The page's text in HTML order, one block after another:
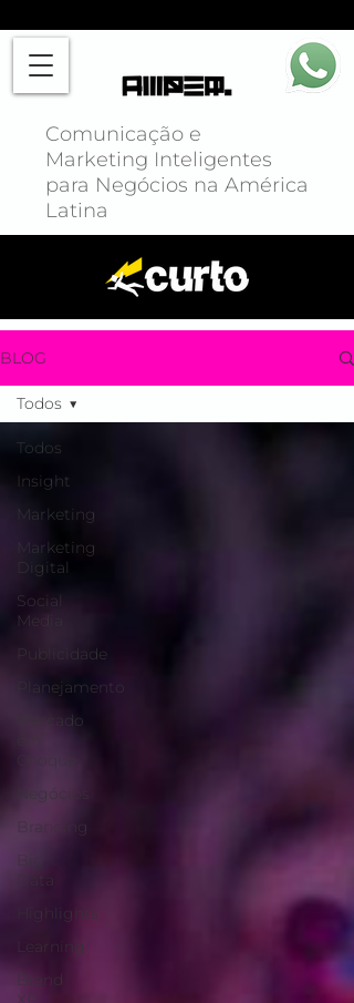
Comunicação e
Marketing Inteligentes
para Negócios na América
Latina
BLOG
Todos
Insight
Marketing
Marketing
Digital
Social
Media
Publicidade
Planejamento
Mercado
Choque
Negócios
Branding
Big
Data
Highlights
Learning
Brand
Todos